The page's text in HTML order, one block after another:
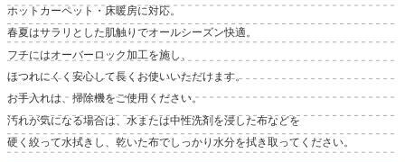
ホットカーペット・床暖房に対応。
春夏はサラリとした肌触りでオールシーズン快適。
フチにはオーバーロック加工を施し、
ほつれにくく安心して長くお使いいただけます。
お手入れは、掃除機をご使用ください。
汚れが気になる場合は、水または中性洗剤を浸した布などを
硬く絞って水拭きし、乾いた布でしっかり水分を拭き取ってください。